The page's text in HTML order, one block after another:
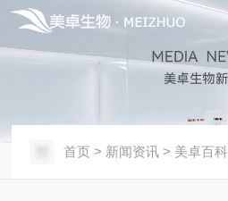
首页 > 新闻资讯 > 美卓百科